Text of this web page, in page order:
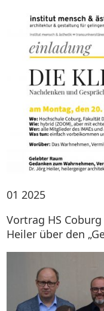
01 2025
Vortrag HS
Heiler über den